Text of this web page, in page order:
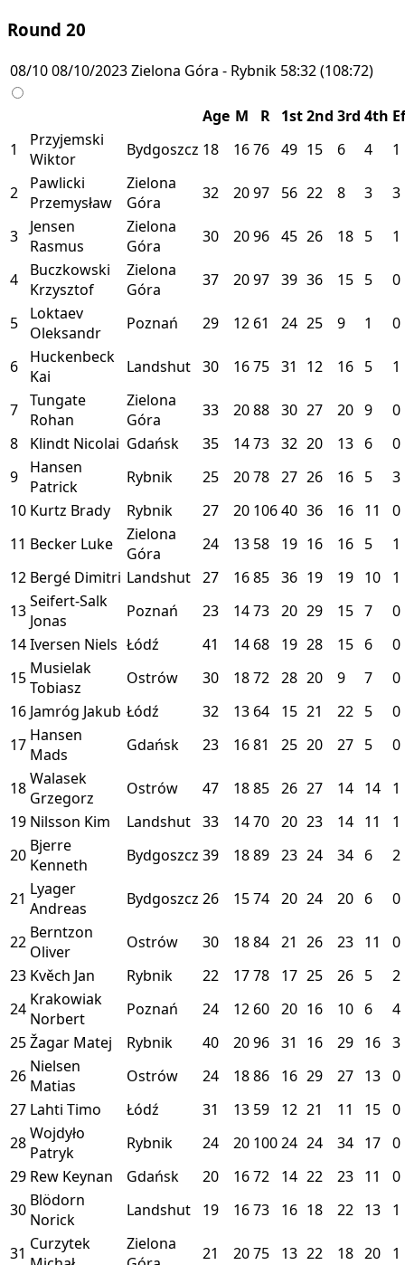
Round 20
08/1008/10/2023Zielona Góra - Rybnik 58:32(108:72)
Age M R 1st2nd 3rd 4th Ef
1
Przyjemski
Wiktor
Bydgoszcz 18 1676 49 15 6 4 1
2
Pawlicki
Przemysław
Zielona
Góra
32 2097 56 22 8 3 3
3
Jensen
Rasmus
Zielona
Góra
30 2096 45 26 18 5 1
4
Buczkowski
Krzysztof
Zielona
Góra
37 2097 39 36 15 5 0
5
Loktaev
Oleksandr
Poznań 29 12 61 24 25 9 1 0
6
Huckenbeck
Kai
Landshut 30 1675 31 12 16 5 1
7 Tungate
Rohan
Zielona
Góra
33 2088 30 27 20 9
0
8
Klindt Nicolai Gdańsk 35 1473 32 20 13 6
0
9
Hansen
Patrick
Rybnik 25 2078 27 26 16 5
3
10 Kurtz Brady Rybnik 27 20 10640 36 16 11
0
11 Becker Luke
Zielona
Góra
24 13 58 19 16 16 5
1
12 Bergé Dimitri Landshut 27 1685 36 19 19 10
1
13Seifert-Salk
Jonas
Poznań 23 1473 20 29 15 7
0
14Iversen Niels Łódź 41 14 68 19 28 15 6
0
15 Musielak
Tobiasz
Ostrów 30 1872 28 20 9 7
0
16 Jamróg Jakub Łódź 32 13 64 15 21 22 5
0
17 Hansen
Mads
Gdańsk 23 1681 25 20 27 5 0
18Walasek
Grzegorz
Ostrów 47 1885 26 27 14 14
1
19 Nilsson Kim Landshut 33 1470 20 23 14 11
1
20 Bjerre
Kenneth
Bydgoszcz 39 1889 23 24 34 6 2
21 Lyager
Andreas
Bydgoszcz 26 1574 20 24 20 6 0
22 Berntzon
Oliver
Ostrów 30 1884 21 26 23 11
0
23 Kvěch Jan Rybnik 22 1778 17 25 26 5
2
24 Krakowiak
Norbert
Poznań 24 12 60 20 16 10 6
4
25Žagar Matej Rybnik 40 2096 31 16 29 16 3
26 Nielsen
Matias
Ostrów 24 1886 16 29 27 13 0
27 Lahti Timo Łódź 31 13 59 12 21 11 15 0
28Wojdyło
Patryk
Rybnik 24 20 10024 24 34 17 0
29 Rew Keynan Gdańsk 20 1672 14 22 23 11
0
30 Blödorn
Norick
Landshut 19 1673 16 18 22 13 1
31 Curzytek
Zielona
21 2075 13 22 18 20 1